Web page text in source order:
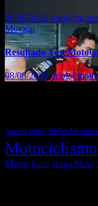
08/08/2026
Motogp
Resultado Test
08/08/2026
Acerbis BMW BMW
Motociclismo
Motos Raids Ropa Moto